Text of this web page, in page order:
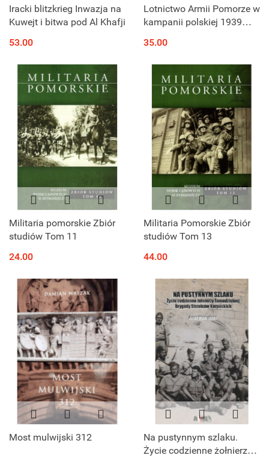
Iracki blitzkrieg Inwazja na
Kuwejt i bitwa pod Al Khafji
53.00
Lotnictwo Armii Pomorze w
kampanii polskiej 1939
35.00
Militaria pomorskie Zbiór
studiów Tom 11
24.00
Militaria Pomorskie Zbiór
studiów Tom 13
44.00
Most mulwijski 312
Na pustynnym szlaku.
Życie codzienne żołnierzy